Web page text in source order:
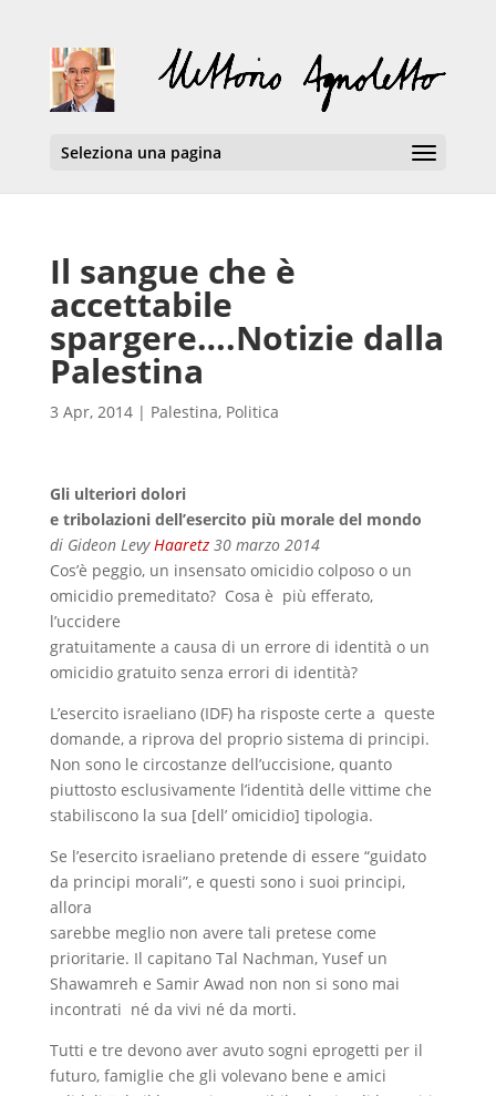
Seleziona una pagina
Il sangue che è
accettabile
spargere….Notizie dalla
Palestina
3 Apr, 2014| Palestina, Politica
Gli ulteriori dolori
e tribolazioni dell’esercito più morale del mondo
di Gideon LevyHaaretz30 marzo 2014
Cos’è peggio, un insensato omicidio colposo o un
omicidio premeditato? Cosa è più efferato,
l’uccidere
gratuitamente a causa di un errore di identità o un
omicidio gratuito senza errori di identità?
L’esercito israeliano (IDF) ha risposte certe a queste
domande, a riprova del proprio sistema di principi.
Non sono le circostanze dell’uccisione, quanto
piuttosto esclusivamente l’identità delle vittime che
stabiliscono la sua [dell’ omicidio] tipologia.
Se l’esercito israeliano pretende di essere “guidato
da principi morali”, e questi sono i suoi principi,
allora
sarebbe meglio non avere tali pretese come
prioritarie. Il capitano Tal Nachman, Yusef un
Shawamreh e Samir Awad non non si sono mai
incontrati né da vivi né da morti.
Tutti e tre devono aver avuto sogni eprogetti per il
futuro, famiglie che gli volevano bene e amici